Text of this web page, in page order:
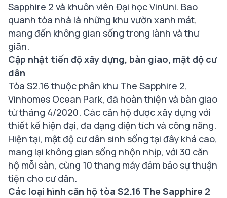
Sapphire 2 và khuôn viên Đại học VinUni. Bao
quanh tòa nhà là những khu vườn xanh mát,
mang đến không gian sống trong lành và thư
giãn.
Cập nhật tiến độ xây dựng, bàn giao, mật độ cư
dân
Tòa S2.16 thuộc phân khu The Sapphire 2,
Vinhomes Ocean Park, đã hoàn thiện và bàn giao
từ tháng 4/2020. Các căn hộ được xây dựng với
thiết kế hiện đại, đa dạng diện tích và công năng.
Hiện tại, mật độ cư dân sinh sống tại đây khá cao,
mang lại không gian sống nhộn nhịp, với 30 căn
hộ mỗi sàn, cùng 10 thang máy đảm bảo sự thuận
tiện cho cư dân.
Các loại hình căn hộ tòa S2.16 The Sapphire 2